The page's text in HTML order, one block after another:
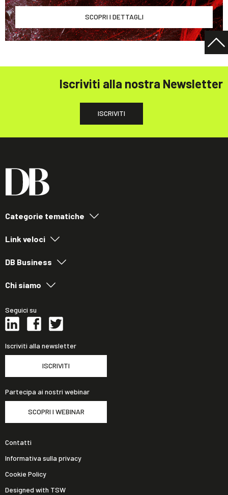
SCOPRI I DETTAGLI
Iscriviti alla nostra Newsletter
ISCRIVITI
Categorie tematiche
Link veloci
DB Business
Chi siamo
Seguici su
Iscriviti alla newsletter
ISCRIVITI
Partecipa ai nostri webinar
SCOPRI I WEBINAR
Contatti
Informativa sulla privacy
Cookie Policy
Designed with TSW